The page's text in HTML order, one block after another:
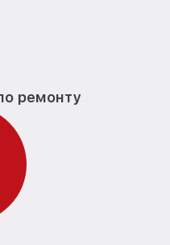
ремонту